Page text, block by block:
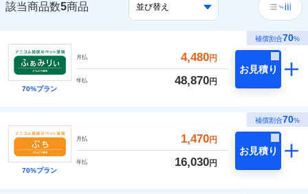
該当商品数5商品
補償割合70%
70%プラン
月払 4,480円
年払 48,870円
お見積り
補償割合70%
70%プラン
月払 1,470円
年払 16,030円
お見積り